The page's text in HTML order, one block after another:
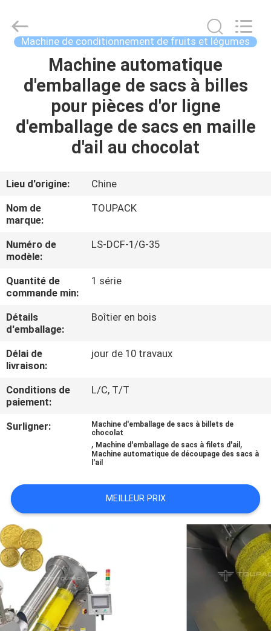
MAISON
PRODUITS
DE
NOUS
VISITE
D'USINE
CONTRÔLE
DE
CONTACTEZ-
NOUS
NOUVELLES
CAS
DEMANDEZ
UN DEVIS
PLAN
DU
SITE
EQUIPMENT
Machine de conditionnement de fruits et légumes
Machine automatique
d'emballage de sacs à billes
pour pièces d'or ligne
d'emballage de sacs en maille
d'ail au chocolat
Lieu d'origine:
Chine
Nom de
marque:
TOUPACK
Numéro de
modèle:
LS-DCF-1/G-35
Quantité de
commande min:
1 série
Détails
d'emballage:
Boîtier en bois
Délai de
livraison:
jour de 10 travaux
Conditions de
paiement:
L/C, T/T
Surligner:
Machine d'emballage de sacs à billets de
chocolat
, Machine d'emballage de sacs à filets d'ail ,
Machine automatique de découpage des sacs à
l'ail
MEILLEUR PRIX